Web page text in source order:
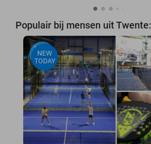
Populair bij mensen uit Twente:
NEW
TODAY